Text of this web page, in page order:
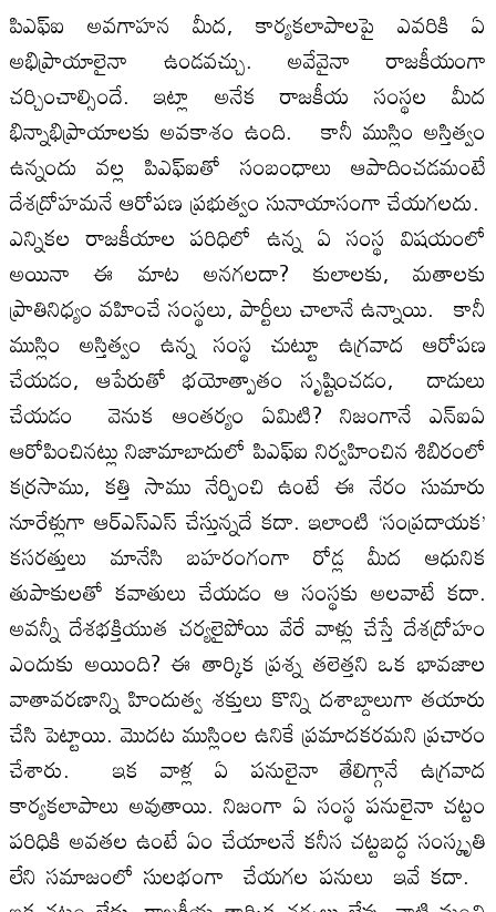
పిఎఫ్‌ఐ అవగాహన మీద, కార్యకలాపాలపై ఎవరికి ఏ
అభిప్రాయాలైనా ఉండవచ్చు. అవేవైనా రాజకీయంగా
చర్చించాల్సిందే. ఇట్లా అనేక రాజకీయ సంస్థల మీద
భిన్నాభిప్రాయాలకు అవకాశం ఉంది. కానీ ముస్లిం అస్తిత్వం
ఉన్నందు వల్ల పిఎఫ్‌ఐతో సంబంధాలు ఆపాదించడమంటే
దేశద్రోహమనే ఆరోపణ ప్రభుత్వం సునాయాసంగా చేయగలదు.
ఎన్నికల రాజకీయాల పరిధిలో ఉన్న ఏ సంస్థ విషయంలో
అయినా ఈ మాట అనగలదా? కులాలకు, మతాలకు
ప్రాతినిధ్యం వహించే సంస్థలు, పార్టీలు చాలానే ఉన్నాయి. కానీ
ముస్లిం అస్తిత్వం ఉన్న సంస్థ చుట్టూ ఉగ్రవాద ఆరోపణ
చేయడం, ఆపేరుతో భయోత్పాతం సృష్టించడం, దాడులు
చేయడం వెనుక ఆంతర్యం ఏమిటి? నిజంగానే ఎన్‌ఐఏ
ఆరోపించినట్లు నిజామాబాదులో పిఎఫ్‌ఐ నిర్వహించిన శిబిరంలో
కర్రసాము, కత్తి సాము నేర్పించి ఉంటే ఈ నేరం సుమారు
నూరేళ్లుగా ఆర్‌ఎస్‌ఎస్‌ చేస్తున్నదే కదా. ఇలాంటి ‘సంప్రదాయక’
కసరత్తులు మానేసి బహరంగంగా రోడ్ల మీద ఆధునిక
తుపాకులతో కవాతులు చేయడం ఆ సంస్థకు అలవాటే కదా.
అవన్నీ దేశభక్తియుత చర్యలైపోయి వేరే వాళ్లు చేస్తే దేశద్రోహం
ఎందుకు అయింది? ఈ తార్కిక ప్రశ్న తలెత్తని ఒక భావజాల
వాతావరణాన్ని హిందుత్వ శక్తులు కొన్ని దశాబ్దాలుగా తయారు
చేసి పెట్టాయి. మొదట ముస్లింల ఉనికే ప్రమాదకరమని ప్రచారం
చేశారు. ఇక వాళ్ల ఏ పనులైనా తేలిగ్గానే ఉగ్రవాద
కార్యకలాపాలు అవుతాయి. నిజంగా ఏ సంస్థ పనులైనా చట్టం
పరిధికి అవతల ఉంటే ఏం చేయాలనే కనీస చట్టబద్ధ సంస్కృతి
లేని సమాజంలో సులభంగా చేయగల పనులు ఇవే కదా.